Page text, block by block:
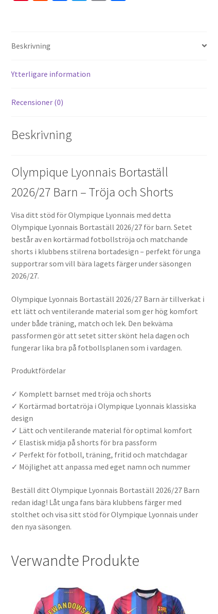
es
t
di
t
k
Beskrivning
Ytterligare information
Recensioner (0)
Beskrivning
Olympique Lyonnais Bortaställ
2026/27 Barn – Tröja och Shorts
Visa ditt stöd för Olympique Lyonnais med detta
Olympique Lyonnais Bortaställ 2026/27 för barn. Setet
består av en kortärmad fotbollströja och matchande
shorts i klubbens stilrena bortadesign – perfekt för unga
supportrar som vill bära lagets färger under säsongen
2026/27.
Olympique Lyonnais Bortaställ 2026/27 Barn är tillverkat i
ett lätt och ventilerande material som ger hög komfort
under både träning, match och lek. Den bekväma
passformen gör att setet sitter skönt hela dagen och
fungerar lika bra på fotbollsplanen som i vardagen.
Produktfördelar
✓ Komplett barnset med tröja och shorts
✓ Kortärmad bortatröja i Olympique Lyonnais klassiska
design
✓ Lätt och ventilerande material för optimal komfort
✓ Elastisk midja på shorts för bra passform
✓ Perfekt för fotboll, träning, fritid och matchdagar
✓ Möjlighet att anpassa med eget namn och nummer
Beställ ditt Olympique Lyonnais Bortaställ 2026/27 Barn
redan idag! Låt unga fans bära klubbens färger med
stolthet och visa sitt stöd för Olympique Lyonnais under
den nya säsongen.
Verwandte Produkte